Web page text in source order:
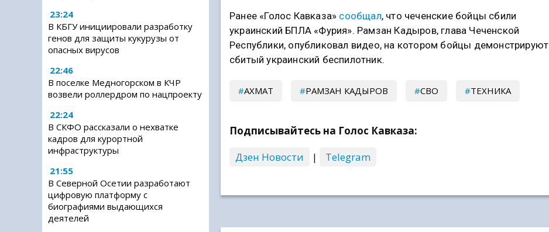
23:24
В КБГУ инициировали разработку
генов для защиты кукурузы от
опасных вирусов
22:46
В поселке Медногорском в КЧР
возвели роллердром по нацпроекту
22:24
В СКФО рассказали о нехватке
кадров для курортной
инфраструктуры
21:55
В Северной Осетии разработают
цифровую платформу с
биографиями выдающихся
деятелей
Ранее «Голос Кавказа» сообщал, что чеченские бойцы сбили
украинский БПЛА «Фурия». Рамзан Кадыров, глава Чеченской
Республики, опубликовал видео, на котором бойцы демонстрируют
сбитый украинский беспилотник.
АХМАТ РАМЗАН КАДЫРОВ СВО ТЕХНИКА
Подписывайтесь на Голос Кавказа:
Дзен Новости
| Telegram